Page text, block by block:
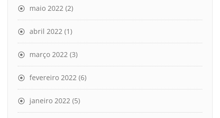
maio 2022 (2)
abril 2022 (1)
março 2022 (3)
fevereiro 2022 (6)
janeiro 2022 (5)